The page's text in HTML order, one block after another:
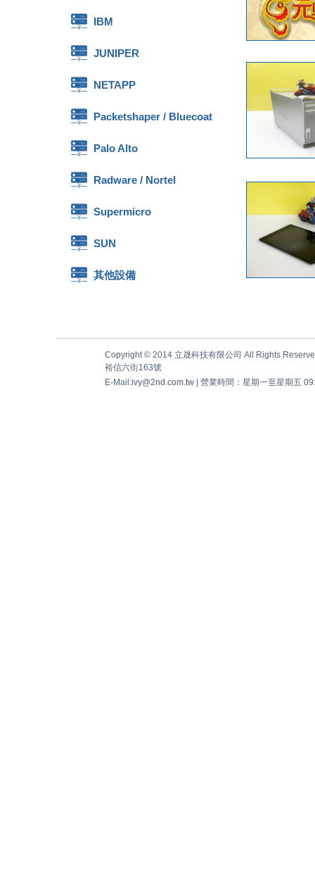
IBM
JUNIPER
NETAPP
Packetshaper / Bluecoat
Palo Alto
Radware / Nortel
Supermicro
SUN
其他設備
Copyright © 2014 立晟科技有限公司 All Rights
裕信六街163號
E-Mail:ivy@2nd.com.tw | 營業時間：星期一至星期五